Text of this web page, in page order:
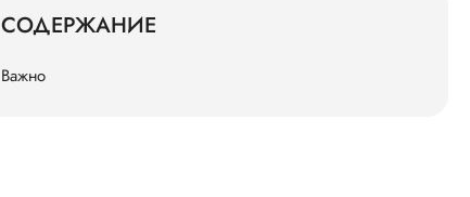
СОДЕРЖАНИЕ
Важно